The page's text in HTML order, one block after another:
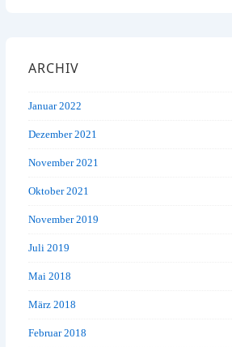
ARCHIV
Januar 2022
Dezember 2021
November 2021
Oktober 2021
November 2019
Juli 2019
Mai 2018
März 2018
Februar 2018